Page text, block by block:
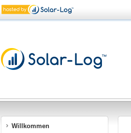
Willkommen